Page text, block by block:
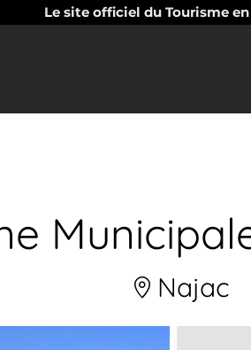
Le site officiel du Tourisme
Najac